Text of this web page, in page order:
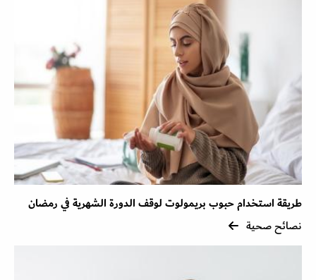
طريقة استخدام حبوب بريمولوت لوقف الدورة الشهرية في رمضان
نصائح صحية